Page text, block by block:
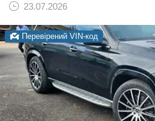
23.07.2026
Перевірений VIN-код